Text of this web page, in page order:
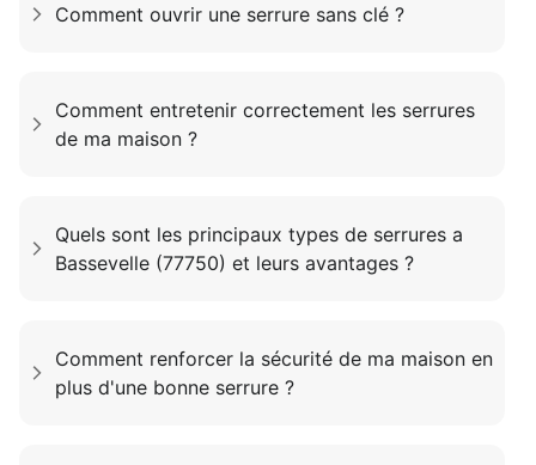
Comment ouvrir une serrure sans clé ?
Comment entretenir correctement les serrures
de ma maison ?
Quels sont les principaux types de serrures a
Bassevelle (77750) et leurs avantages ?
Comment renforcer la sécurité de ma maison en
plus d'une bonne serrure ?